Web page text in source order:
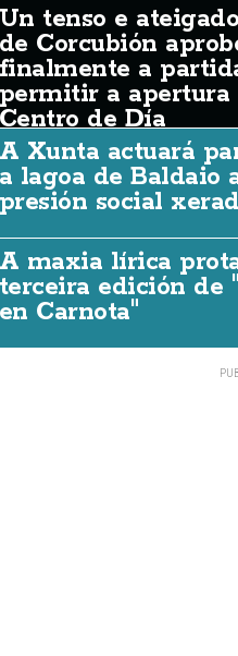
A Xunta
Baldaio ante
REDACCIÓN 06/AGO./2026
Un tenso e
de Corcubión
finalmente a
permitir a apertura
Centro de Día
A Xunta actuará
a lagoa de Baldaio
presión social
A maxia lírica
terceira edición de
en Carnota"